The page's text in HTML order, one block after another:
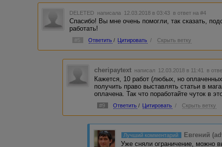
Если ваши статьи, размещённые в магазине, конкретные
они могут предложить работу по персональным
дополнительных требований, и обязательства. А вы,
смысле, когда хочу, тогда и буковки верчу-кручу-ворочУ.
методы работы потенциальных конкурентов? А что вы
только писать статьи в магазин, но и продавать их?
набитая шишка активирует сонные извилины. Здесь
поводу Эльдорадо - это вторичное. Сон в облаках -
А вообще-то поищите подобную информацию здесь на
DELETED написала 12.03.2018 в 03:43 в ответ на #4
Спасибо! Вы мне очень помогли, так сказать,
работать!
#5 Ответить / Цитировать / Скрыть ветку
cheripaytext написал 12.03.2018 в 11:41 в
Кажется, 10 работ (любых, но
получить право выставлять статьи в
оплачена. Так что поработайте чуток в
#9 Ответить / Цитировать / Скрыть ветку
Лучший комментарий
Евгений
Уже сняли ограничение, можно